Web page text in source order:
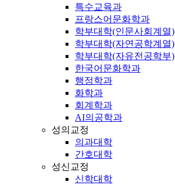
특수교육과
프랑스어문화학과
학부대학(인문사회계열)
학부대학(자연공학계열)
학부대학(자유전공학부)
한국어문화학과
행정학과
화학과
회계학과
AI의공학과
성의교정
의과대학
간호대학
성신교정
신학대학